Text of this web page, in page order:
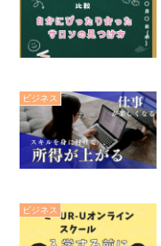
ビジネス
ビジネス